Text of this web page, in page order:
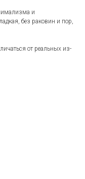
и
без раковин и пор,
от реальных из-